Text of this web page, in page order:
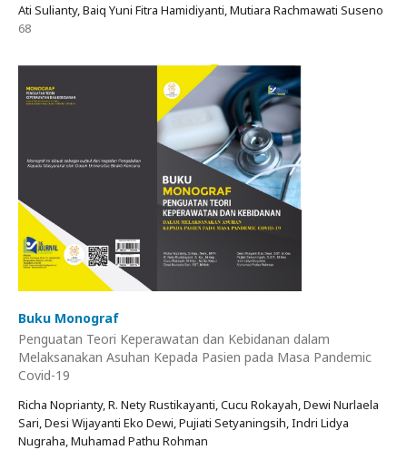
Ati Sulianty, Baiq Yuni Fitra Hamidiyanti, Mutiara Rachmawati Suseno
68
Buku Monograf
Penguatan Teori Keperawatan dan Kebidanan dalam
Melaksanakan Asuhan Kepada Pasien pada Masa Pandemic
Covid-19
Richa Noprianty, R. Nety Rustikayanti, Cucu Rokayah, Dewi Nurlaela
Sari, Desi Wijayanti Eko Dewi, Pujiati Setyaningsih, Indri Lidya
Nugraha, Muhamad Pathu Rohman